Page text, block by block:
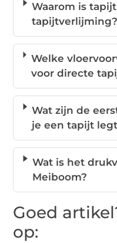
Waarom is
tapijtverlijming?
Welke
voor directe
Wat zijn de
je een tapijt
Wat is het
Meiboom?
Goed
op: